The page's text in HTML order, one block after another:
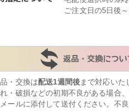
ご注文日の5日後
品・交換は配送1週間後まで対応いた
れ・破損などの初期不良がある場合
ールに添付して送付ください。不